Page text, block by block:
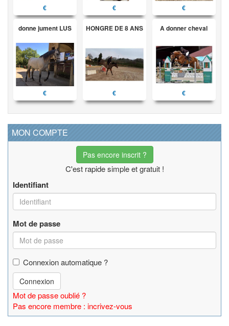
€ € €
donne jument LUS
€
HONGRE DE 8 ANS
€
A donner cheval
€
MON COMPTE
Pas encore inscrit ?
C'est rapide simple et gratuit !
Identifiant
Mot de passe
Connexion automatique ?
Connexion
Mot de passe oublié ?
Pas encore membre : incrivez-vous